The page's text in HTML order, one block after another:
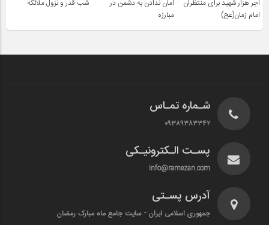
اجر هزار شهید برای منتظران
امام زمان(عج)
امان ندادن به دشمن در
مبارزه
شب قدر و نزول ملائکه
شـماره تمـاس
۰۹۳۸۹۳۸۳۳۴۲
پسـت الـکترونیـکی
info@ramezan.com
آدرس پسـتی
جمهوری اسلامی ایران - سایت جامع ماه مبارک رمضان